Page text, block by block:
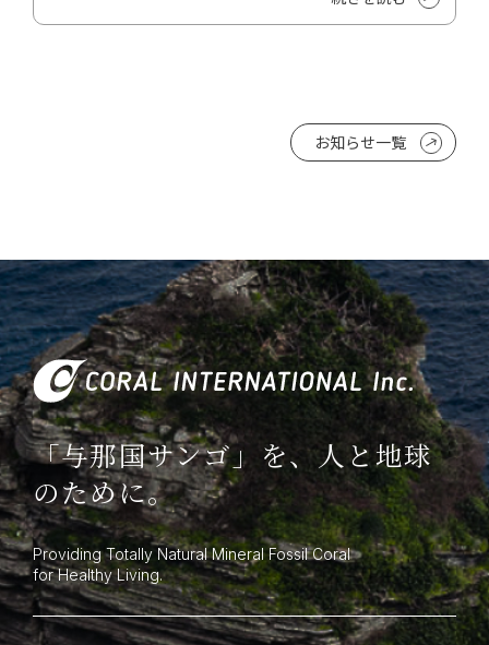
お知らせ一覧
「与那国サンゴ」を、人と地球
のために。
Providing Totally Natural Mineral Fossil Coral
for Healthy Living.